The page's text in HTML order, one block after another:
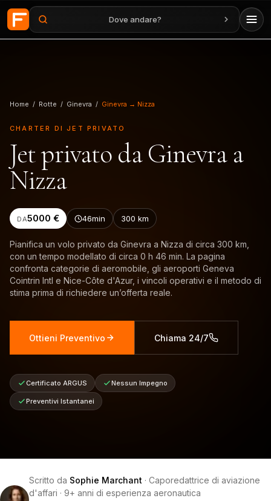
Vai al contenuto principale
Dove andare?
Home / Rotte / Ginevra / Ginevra → Nizza
CHARTER DI JET PRIVATO
Jet privato da Ginevra a
Nizza
DA5000 € 46min 300 km
Pianifica un volo privato da Ginevra a Nizza di circa 300 km,
con un tempo modellato di circa 0 h 46 min. La pagina
confronta categorie di aeromobile, gli aeroporti Geneva
Cointrin Intl e Nice-Côte d'Azur, i vincoli operativi e il metodo di
stima prima di richiedere un’offerta reale.
Ottieni Preventivo Chiama 24/7
Certificato ARGUS Nessun Impegno
Preventivi Istantanei
Scritto da Sophie Marchant · Caporedattrice di aviazione
d'affari · 9+ anni di esperienza aeronautica